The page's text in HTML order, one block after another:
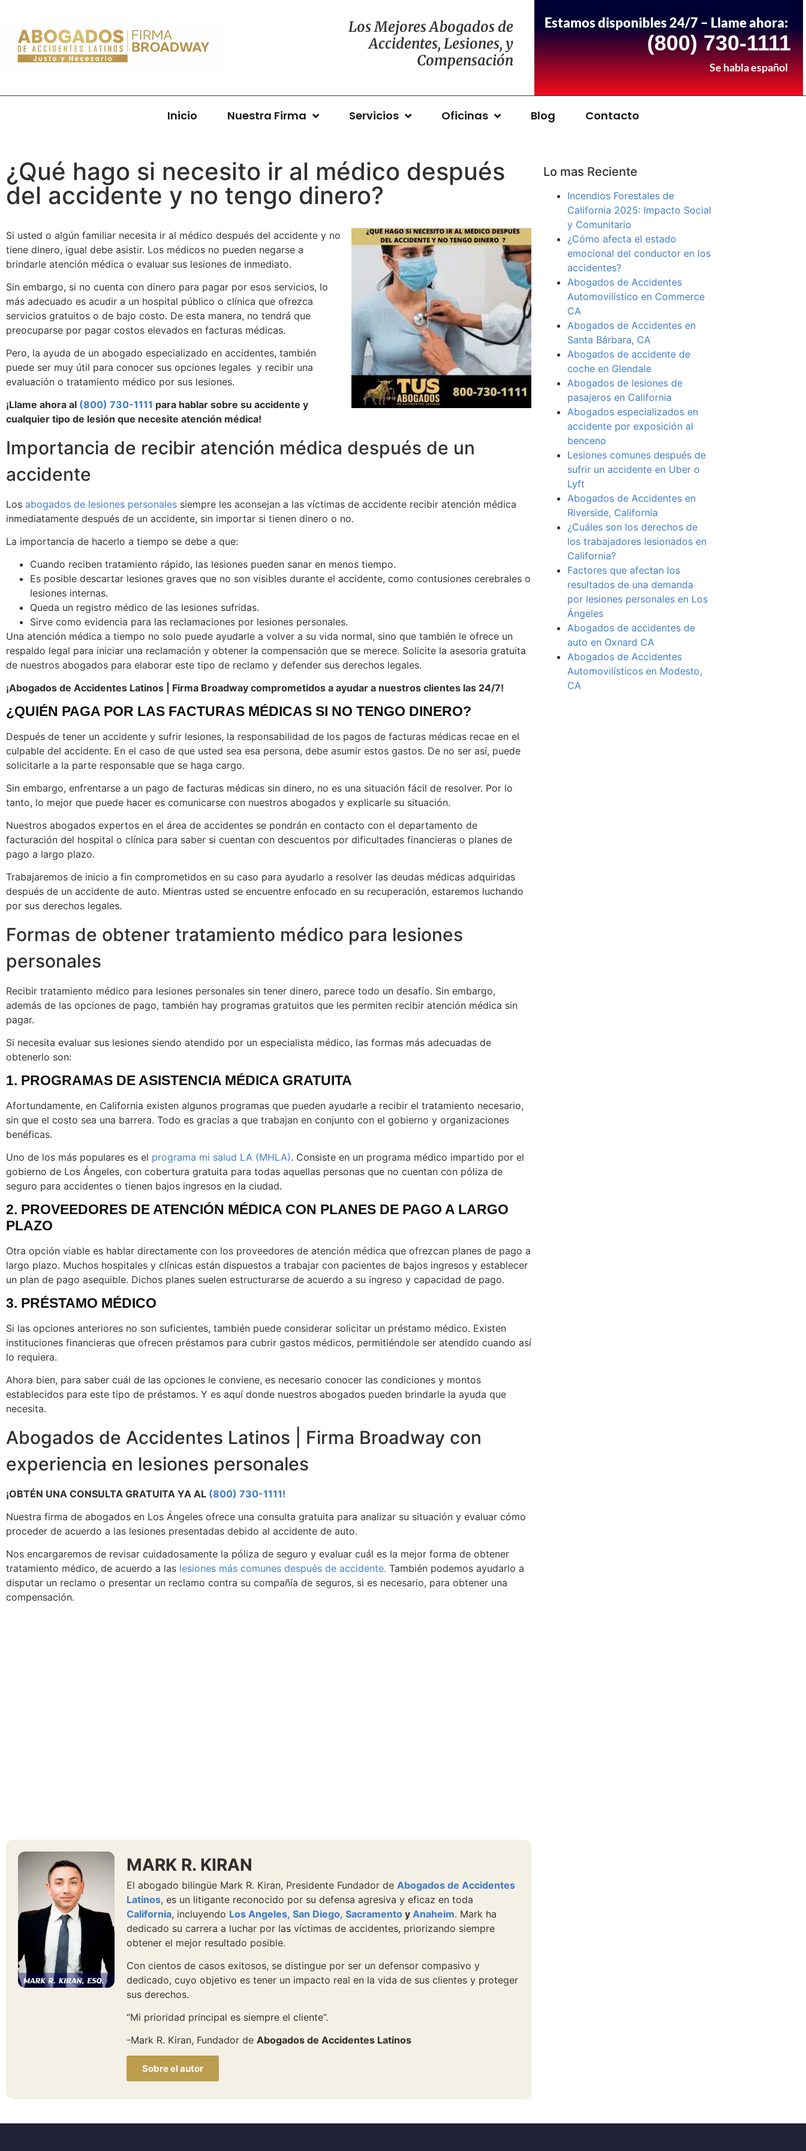
Los Mejores Abogados de
Accidentes, Lesiones, y
Compensación
Estamos disponibles 24/7 – Llame ahora:
(800) 730-1111
Se habla español
Inicio Nuestra Firma Servicios Oficinas Blog Contacto
¿Qué hago si necesito ir al médico después
del accidente y no tengo dinero?
Si usted o algún familiar necesita ir al médico después del accidente y no
tiene dinero, igual debe asistir. Los médicos no pueden negarse a
brindarle atención médica o evaluar sus lesiones de inmediato.
Sin embargo, si no cuenta con dinero para pagar por esos servicios, lo
más adecuado es acudir a un hospital público o clínica que ofrezca
servicios gratuitos o de bajo costo. De esta manera, no tendrá que
preocuparse por pagar costos elevados en facturas médicas.
Pero, la ayuda de un abogado especializado en accidentes, también
puede ser muy útil para conocer sus opciones legales y recibir una
evaluación o tratamiento médico por sus lesiones.
¡Llame ahora al (800) 730-1111 para hablar sobre su accidente y
cualquier tipo de lesión que necesite atención médica!
Importancia de recibir atención médica después de un
accidente
Los abogados de lesiones personales siempre les aconsejan a las víctimas de accidente recibir atención médica
inmediatamente después de un accidente, sin importar si tienen dinero o no.
La importancia de hacerlo a tiempo se debe a que:
Cuando reciben tratamiento rápido, las lesiones pueden sanar en menos tiempo.
Es posible descartar lesiones graves que no son visibles durante el accidente, como contusiones cerebrales o
lesiones internas.
Queda un registro médico de las lesiones sufridas.
Sirve como evidencia para las reclamaciones por lesiones personales.
Una atención médica a tiempo no solo puede ayudarle a volver a su vida normal, sino que también le ofrece un
respaldo legal para iniciar una reclamación y obtener la compensación que se merece. Solicite la asesoria gratuita
de nuestros abogados para elaborar este tipo de reclamo y defender sus derechos legales.
¡Abogados de Accidentes Latinos | Firma Broadway comprometidos a ayudar a nuestros clientes las 24/7!
¿QUIÉN PAGA POR LAS FACTURAS MÉDICAS SI NO TENGO DINERO?
Después de tener un accidente y sufrir lesiones, la responsabilidad de los pagos de facturas médicas recae en el
culpable del accidente. En el caso de que usted sea esa persona, debe asumir estos gastos. De no ser así, puede
solicitarle a la parte responsable que se haga cargo.
Sin embargo, enfrentarse a un pago de facturas médicas sin dinero, no es una situación fácil de resolver. Por lo
tanto, lo mejor que puede hacer es comunicarse con nuestros abogados y explicarle su situación.
Nuestros abogados expertos en el área de accidentes se pondrán en contacto con el departamento de
facturación del hospital o clínica para saber si cuentan con descuentos por dificultades financieras o planes de
pago a largo plazo.
Trabajaremos de inicio a fin comprometidos en su caso para ayudarlo a resolver las deudas médicas adquiridas
después de un accidente de auto. Mientras usted se encuentre enfocado en su recuperación, estaremos luchando
por sus derechos legales.
Formas de obtener tratamiento médico para lesiones
personales
Recibir tratamiento médico para lesiones personales sin tener dinero, parece todo un desafío. Sin embargo,
además de las opciones de pago, también hay programas gratuitos que les permiten recibir atención médica sin
pagar.
Si necesita evaluar sus lesiones siendo atendido por un especialista médico, las formas más adecuadas de
obtenerlo son:
1. PROGRAMAS DE ASISTENCIA MÉDICA GRATUITA
Afortundamente, en California existen algunos programas que pueden ayudarle a recibir el tratamiento necesario,
sin que el costo sea una barrera. Todo es gracias a que trabajan en conjunto con el gobierno y organizaciones
benéficas.
Uno de los más populares es el programa mi salud LA (MHLA). Consiste en un programa médico impartido por el
gobierno de Los Ángeles, con cobertura gratuita para todas aquellas personas que no cuentan con póliza de
seguro para accidentes o tienen bajos ingresos en la ciudad.
2. PROVEEDORES DE ATENCIÓN MÉDICA CON PLANES DE PAGO A LARGO
PLAZO
Otra opción viable es hablar directamente con los proveedores de atención médica que ofrezcan planes de pago a
largo plazo. Muchos hospitales y clínicas están dispuestos a trabajar con pacientes de bajos ingresos y establecer
un plan de pago asequible. Dichos planes suelen estructurarse de acuerdo a su ingreso y capacidad de pago.
3. PRÉSTAMO MÉDICO
Si las opciones anteriores no son suficientes, también puede considerar solicitar un préstamo médico. Existen
instituciones financieras que ofrecen préstamos para cubrir gastos médicos, permitiéndole ser atendido cuando así
lo requiera.
Ahora bien, para saber cuál de las opciones le conviene, es necesario conocer las condiciones y montos
establecidos para este tipo de préstamos. Y es aquí donde nuestros abogados pueden brindarle la ayuda que
necesita.
Abogados de Accidentes Latinos | Firma Broadway con
experiencia en lesiones personales
¡OBTÉN UNA CONSULTA GRATUITA YA AL (800) 730-1111!
Nuestra firma de abogados en Los Ángeles ofrece una consulta gratuita para analizar su situación y evaluar cómo
proceder de acuerdo a las lesiones presentadas debido al accidente de auto.
Nos encargaremos de revisar cuidadosamente la póliza de seguro y evaluar cuál es la mejor forma de obtener
tratamiento médico, de acuerdo a las lesiones más comunes después de accidente. También podemos ayudarlo a
disputar un reclamo o presentar un reclamo contra su compañía de seguros, si es necesario, para obtener una
compensación.
MARK R. KIRAN
El abogado bilingüe Mark R. Kiran, Presidente Fundador deAbogados de Accidentes
Latinos, es un litigante reconocido por su defensa agresiva y eficaz en toda
California, incluyendo Los Angeles, San Diego, Sacramento yAnaheim. Mark ha
dedicado su carrera a luchar por las víctimas de accidentes, priorizando siempre
obtener el mejor resultado posible.
Con cientos de casos exitosos, se distingue por ser un defensor compasivo y
dedicado, cuyo objetivo es tener un impacto real en la vida de sus clientes y proteger
sus derechos.
“Mi prioridad principal es siempre el cliente”.
-Mark R. Kiran, Fundador deAbogados de Accidentes Latinos
Sobre el autor
Lo mas Reciente
Incendios Forestales de
California 2025: Impacto Social
y Comunitario
¿Cómo afecta el estado
emocional del conductor en los
accidentes?
Abogados de Accidentes
Automovilístico en Commerce
CA
Abogados de Accidentes en
Santa Bárbara, CA
Abogados de accidente de
coche en Glendale
Abogados de lesiones de
pasajeros en California
Abogados especializados en
accidente por exposición al
benceno
Lesiones comunes después de
sufrir un accidente en Uber o
Lyft
Abogados de Accidentes en
Riverside, California
¿Cuáles son los derechos de
los trabajadores lesionados en
California?
Factores que afectan los
resultados de una demanda
por lesiones personales en Los
Ángeles
Abogados de accidentes de
auto en Oxnard CA
Abogados de Accidentes
Automovilísticos en Modesto,
CA